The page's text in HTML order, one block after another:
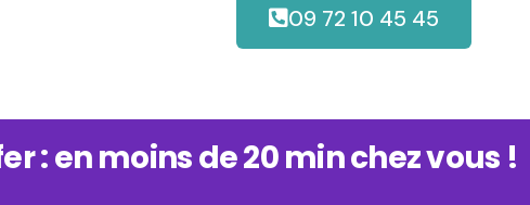
Réparation et
ou rideau de fer ? Un blocage
09 72 10 45 45
: en moins de 20 min chez vous !